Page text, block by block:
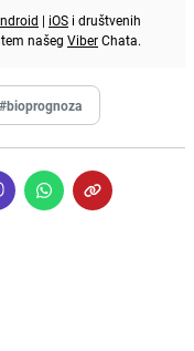
| iOS i društvenih
našeg ViberChata.
#bioprognoza